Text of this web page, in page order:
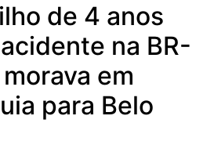
de 4 anos
na BR-
em
para Belo